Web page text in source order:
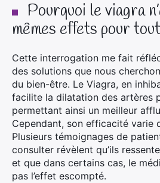
Pourquoi le viagra
mêmes effets pour
Cette interrogation me fait
des solutions que nous
du bien-être. Le Viagra, en
facilite la dilatation des artères
permettant ainsi un meilleur
Cependant, son efficacité varie
Plusieurs témoignages de
consulter révèlent qu’ils
et que dans certains cas, le
pas l’effet escompté.